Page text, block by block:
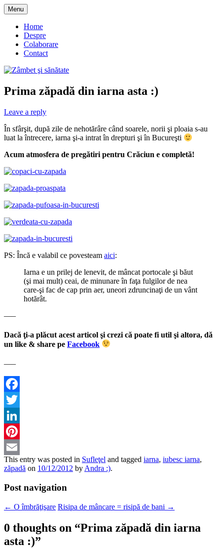
Skip
to
content
Zâmbet şi sănătate
Menu
Home
Despre
Colaborare
Contact
Prima zăpadă din iarna asta :)
Leave a reply
În sfârşit, după zile de nehotărâre când soarele, norii şi ploaia s-au
luat la întrecere, iarna şi-a intrat în drepturi şi în Bucureşti
Acum atmosfera de pregătiri pentru Crăciun e completă!
PS: Încă e valabil ce povesteam aici:
Iarna e un prilej de lenevit, de mâncat portocale şi băut
(şi mai mult) ceai, de minunare în faţa fulgilor de nea
care-şi fac de cap prin aer, uneori zdruncinaţi de un vânt
hotărât.
—–
Dacă ţi-a plăcut acest articol şi crezi că poate fi util şi altora, dă
un like & share pe Facebook
—–
Facebook
Twitter
LinkedIn
Pinterest
Email
This entry was posted in Sufleţel and tagged iarna, iubesc iarna,
zăpadă on 10/12/2012 by Andra :).
Post navigation
← O îmbrăţişare Risipa de mâncare = risipă de bani →
0 thoughts on “Prima zăpadă din iarna
asta :)”